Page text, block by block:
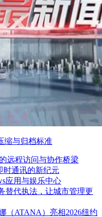
缩与归档标准
远程访问与协作桥梁
时通讯的新纪元
应用与娱乐中心
替代执法，让城市管理更
（ATANA）亮相2026纽约